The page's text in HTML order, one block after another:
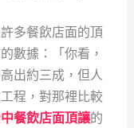
多餐飲店面的頂
數據：「你看，
出約三成，但人
程，對那裡比較
餐飲店面頂讓的